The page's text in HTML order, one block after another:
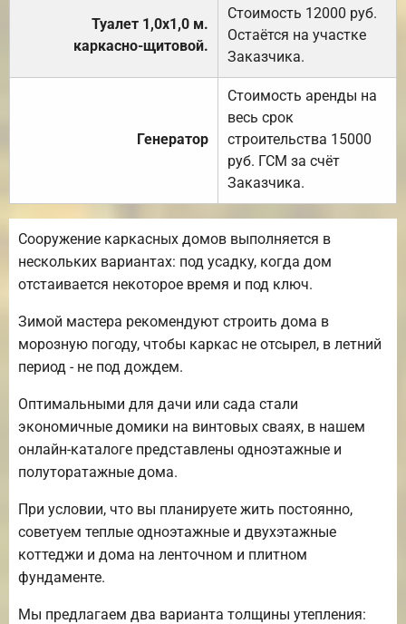
Туалет 1,0х1,0 м.
каркасно-щитовой.
Стоимость 12000 руб.
Остаётся на участке
Заказчика.
Генератор
Стоимость аренды на
весь срок
строительства 15000
руб. ГСМ за счёт
Заказчика.
Сооружение каркасных домов выполняется в
нескольких вариантах: под усадку, когда дом
отстаивается некоторое время и под ключ.
Зимой мастера рекомендуют строить дома в
морозную погоду, чтобы каркас не отсырел, в летний
период - не под дождем.
Оптимальными для дачи или сада стали
экономичные домики на винтовых сваях, в нашем
онлайн-каталоге представлены одноэтажные и
полуторатажные дома.
При условии, что вы планируете жить постоянно,
советуем теплые одноэтажные и двухэтажные
коттеджи и дома на ленточном и плитном
фундаменте.
Мы предлагаем два варианта толщины утепления: